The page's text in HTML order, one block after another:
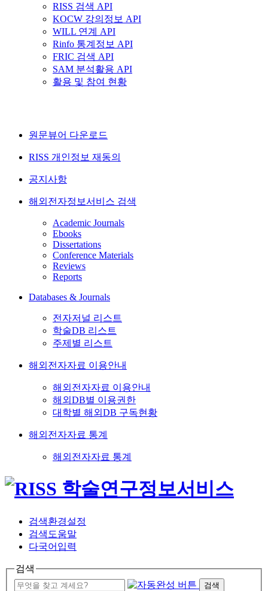
RISS 검색 API
KOCW 강의정보 API
WILL 연계 API
Rinfo 통계정보 API
FRIC 검색 API
SAM 분석활용 API
활용 및 참여 현황
원문뷰어 다운로드
RISS 개인정보 재동의
공지사항
해외전자정보서비스 검색
Academic Journals
Ebooks
Dissertations
Conference Materials
Reviews
Reports
Databases & Journals
전자저널 리스트
학술DB 리스트
주제별 리스트
해외전자자료 이용안내
해외전자자료 이용안내
해외DB별 이용권한
대학별 해외DB 구독현황
해외전자자료 통계
해외전자자료 통계
검색환경설정
검색도움말
다국어입력
검색
검색